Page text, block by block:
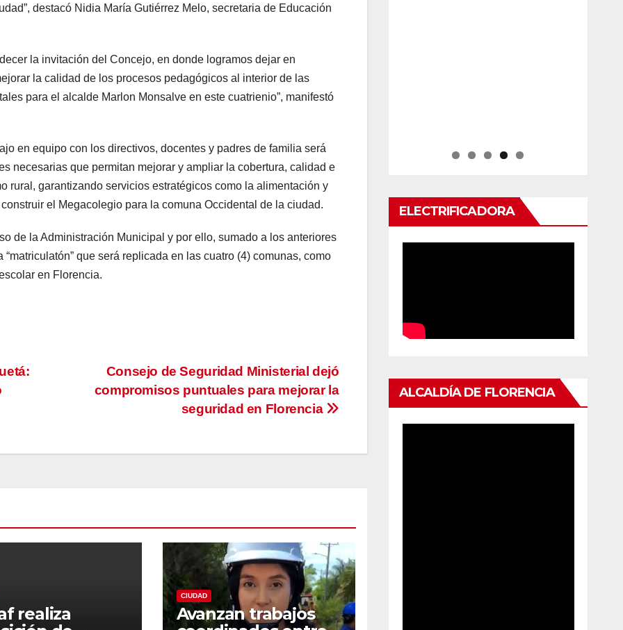
destacó Nidia María Gutiérrez Melo, secretaria de Educación
la invitación del Concejo, en donde logramos dejar en
la calidad de los procesos pedagógicos al interior de las
para el alcalde Marlon Monsalve en este cuatrienio”, manifestó
en equipo con los directivos, docentes y padres de familia será
necesarias que permitan mejorar y ampliar la cobertura, calidad e
rural, garantizando servicios estratégicos como la alimentación y
el Megacolegio para la comuna Occidental de la ciudad.
de la Administración Municipal y por ello, sumado a los anteriores
que será replicada en las cuatro (4) comunas, como
en Florencia.
Consejo de Seguridad Ministerial dejó
compromisos puntuales para mejorar la
seguridad en Florencia
realiza
CIUDAD
Avanzan trabajos
ELECTRIFICADORA
ALCALDÍA DE FLORENCIA